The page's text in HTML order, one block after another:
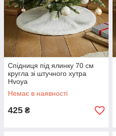
Спідниця під ялинку 70 см
кругла зі штучного хутра
Hvoya
Немає в наявності
425 ₴